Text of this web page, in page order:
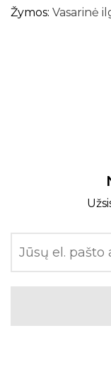
Žymos: Vasarinė